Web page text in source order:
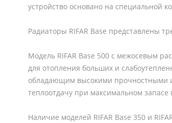
устройство основано на специальной
Радиаторы RIFAR Base представлены
Модель RIFAR Base 500 с межосевым
для отопления больших и
обладающим высокими прочностными
теплоотдачу при максимальном запасе
Наличие моделей RIFAR Base 350 и